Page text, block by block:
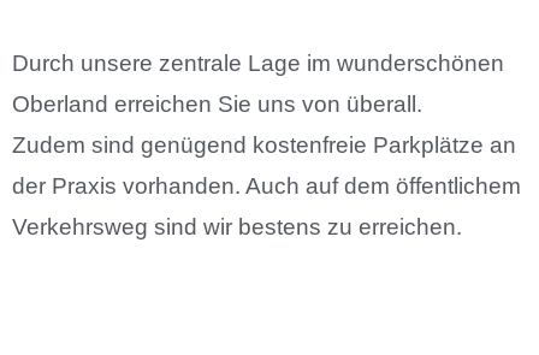
Durch unsere zentrale Lage im wunderschönen
Oberland erreichen Sie uns von überall.
Zudem sind genügend kostenfreie Parkplätze an
der Praxis vorhanden. Auch auf dem öffentlichem
Verkehrsweg sind wir bestens zu erreichen.